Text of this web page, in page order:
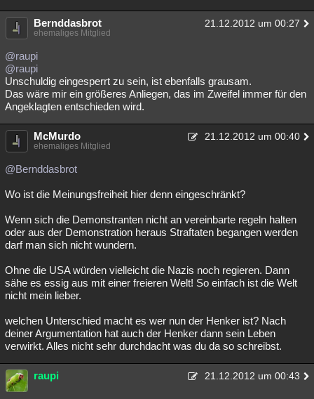
Bernddasbrot 21.12.2012 um 00:27
ehemaliges Mitglied
@raupi
@raupi
Unschuldig eingesperrt zu sein, ist ebenfalls grausam.
Das wäre mir ein größeres Anliegen, das im Zweifel immer für den
Angeklagten entschieden wird.
McMurdo 21.12.2012 um 00:40
ehemaliges Mitglied
@Bernddasbrot
Wo ist die Meinungsfreiheit hier denn eingeschränkt?
Wenn sich die Demonstranten nicht an vereinbarte regeln halten
oder aus der Demonstration heraus Straftaten begangen werden
darf man sich nicht wundern.
Ohne die USA würden vielleicht die Nazis noch regieren. Dann
sähe es essig aus mit einer freieren Welt! So einfach ist die Welt
nicht mein lieber.
welchen Unterschied macht es wer nun der Henker ist? Nach
deiner Argumentation hat auch der Henker dann sein Leben
verwirkt. Alles nicht sehr durchdacht was du da so schreibst.
raupi 21.12.2012 um 00:43